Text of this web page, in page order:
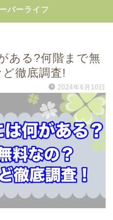
バーライフ
ある?何階まで無
徹底調査!
2024年6月10日